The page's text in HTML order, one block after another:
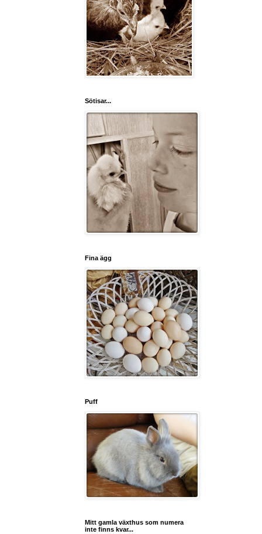
Sötisar...
Fina ägg
Puff
Mitt gamla växthus som numera
inte finns kvar...